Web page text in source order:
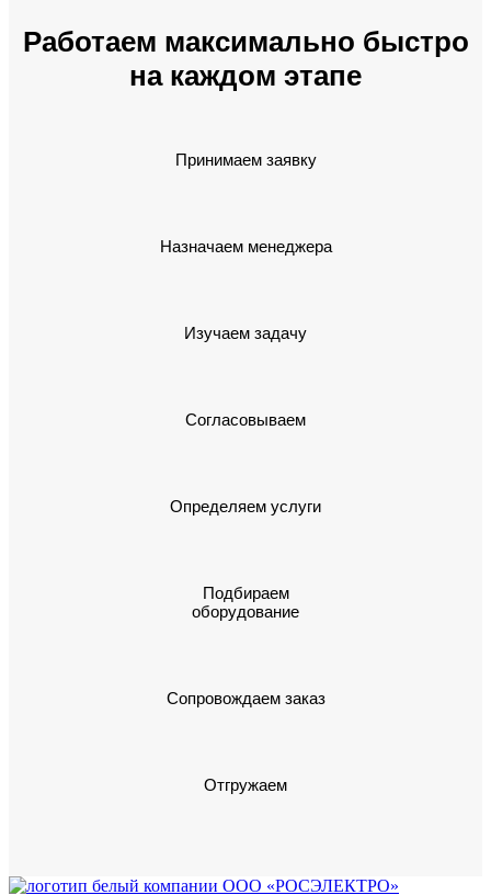
Работаем максимально быстро
на каждом этапе
Принимаем заявку
Назначаем менеджера
Изучаем задачу
Согласовываем
Определяем услуги
Подбираем
оборудование
Сопровождаем заказ
Отгружаем